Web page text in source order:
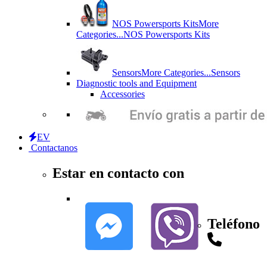
NOS Powersports KitsMore
Categories...NOS Powersports Kits
SensorsMore Categories...Sensors
Diagnostic tools and Equipment
Accessories
EV
Contactanos
Estar en contacto con
Teléfono